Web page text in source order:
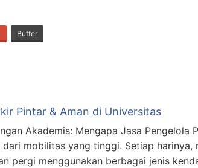
Buffer
Pintar & Aman di Universitas
Akademis: Mengapa Jasa Pengelola
mobilitas yang tinggi. Setiap harinya,
pergi menggunakan berbagai jenis